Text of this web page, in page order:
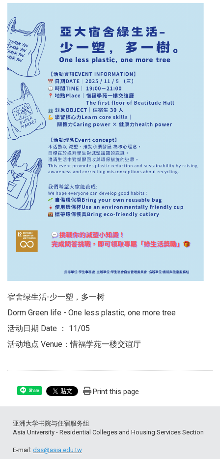
宿舍绿生活-少一塑，多一树
Dorm Green life - One less plastic, one more tree
活动日期 Date ： 11/05
活动地点 Venue：惜福学苑一楼交谊厅
Share Print this page
亚洲大学书院与住宿服务组
Asia University - Residential Colleges and Housing Services Section
E-mail: dss@asia.edu.tw